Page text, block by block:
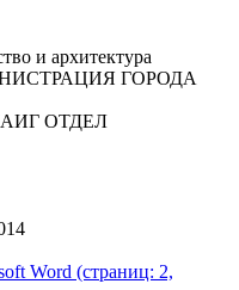
и архитектура
ГОРОДА
ОТДЕЛ
Word (страниц: 2,